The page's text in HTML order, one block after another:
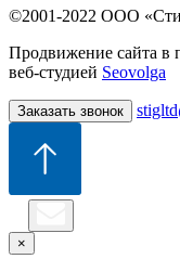
©2001-2022 ООО
Продвижение сайта в
веб-студией Seovolga
Заказать звонок
×